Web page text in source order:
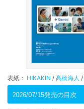
表紙： HIKAKIN / 髙橋海人 /
2026/07/15発売の目次